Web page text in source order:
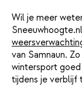
Wil je meer
van Samnaun.
wintersport
tijdens je verblijf